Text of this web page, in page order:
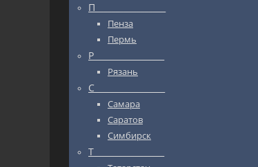
П_________________
Пенза
Пермь
Р_________________
Рязань
С_________________
Самара
Саратов
Симбирск
Т_________________